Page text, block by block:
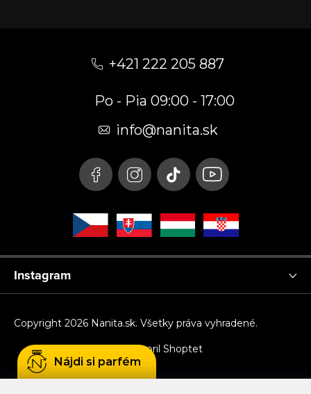
+421 222 205 887
Po - Pia 09:00 - 17:00
info@nanita.sk
Instagram
Vytvoril Shoptet
Copyright 2026 Nanita.sk. Všetky práva vyhradené.
Nájdi si parfém